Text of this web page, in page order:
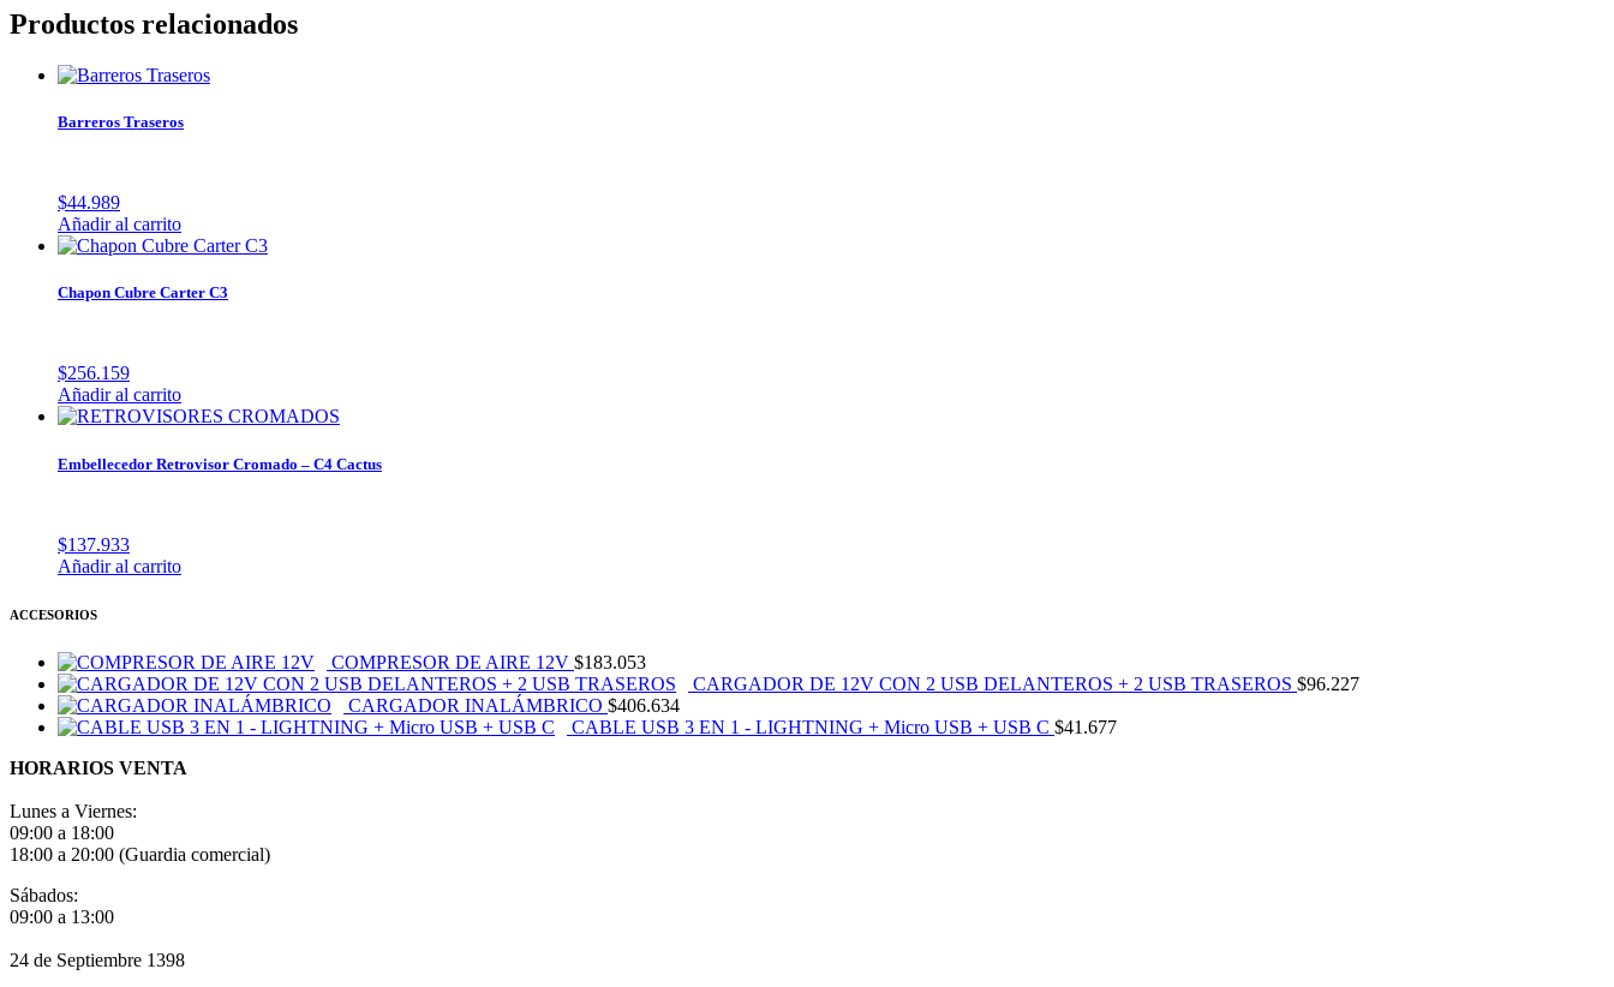
Productos relacionados
Barreros Traseros
$44.989
Añadir al carrito
Chapon Cubre Carter C3
$256.159
Añadir al carrito
Embellecedor Retrovisor Cromado – C4 Cactus
$137.933
Añadir al carrito
ACCESORIOS
COMPRESOR DE AIRE 12V $183.053
CARGADOR DE 12V CON 2 USB DELANTEROS + 2 USB TRASEROS $96.227
CARGADOR INALÁMBRICO $406.634
CABLE USB 3 EN 1 - LIGHTNING + Micro USB + USB C $41.677
HORARIOS VENTA
Lunes a Viernes:
09:00 a 18:00
18:00 a 20:00 (Guardia comercial)
Sábados:
09:00 a 13:00
24 de Septiembre 1398